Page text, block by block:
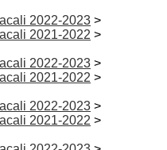
2022-2023 >
2021-2022 >
2022-2023 >
2021-2022 >
2022-2023 >
2021-2022 >